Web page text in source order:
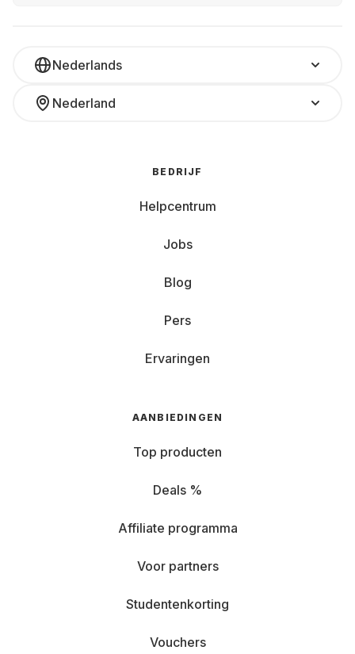
Nederlands
Nederland
BEDRIJF
Helpcentrum
Jobs
Blog
Pers
Ervaringen
AANBIEDINGEN
Top producten
Deals %
Affiliate programma
Voor partners
Studentenkorting
Vouchers